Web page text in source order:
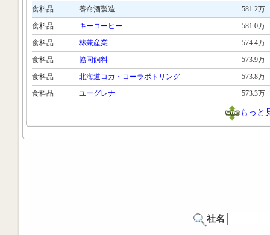
食料品
養命酒製造
581.2万
食料品
キーコーヒー
581.0万
食料品
林兼産業
574.4万
食料品
協同飼料
573.9万
食料品
北海道コカ・コーラボトリング
573.8万
食料品
ユーグレナ 573.3万
もっと
社名